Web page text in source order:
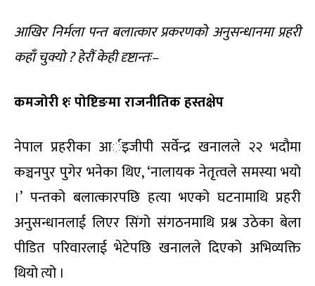
आखिर निर्मला पन्त बलात्कार प्रकरणको अनुसन्धानमा प्रहरी
कहाँ चुक्यो ? हेरौं केही दृष्टान्तः–
कमजोरी १ः पोष्टिङमा राजनीतिक हस्तक्षेप
नेपाल प्रहरीका आर्इजीपी सर्वेन्द्र खनालले २२ भदौमा
कञ्चनपुर पुगेर भनेका थिए, ‘नालायक नेतृत्वले समस्या भयो
।’ पन्तको बलात्कारपछि हत्या भएको घटनामाथि प्रहरी
अनुसन्धानलाई लिएर सिंगो संगठनमाथि प्रश्न उठेका बेला
पीडित परिवारलाई भेटेपछि खनालले दिएको अभिव्यक्ति
थियो त्यो ।